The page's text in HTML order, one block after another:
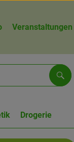
Veranstaltungen
Drogerie